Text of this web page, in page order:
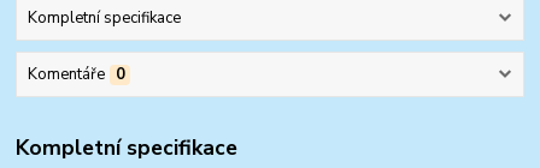
Kompletní specifikace
Komentáře 0
Kompletní specifikace